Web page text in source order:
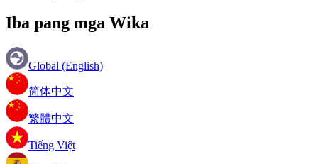
Iba pang mga Wika
Global (English)
简体中文
繁體中文
Tiếng Việt